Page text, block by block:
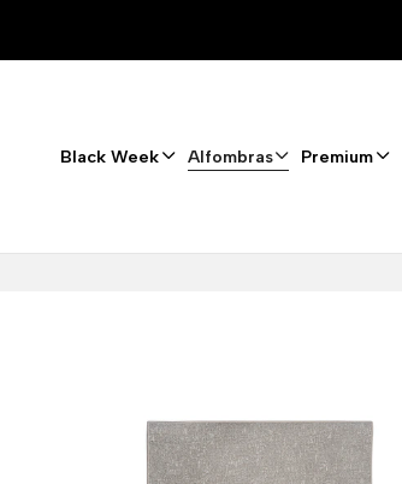
Black Week Alfombras Premium